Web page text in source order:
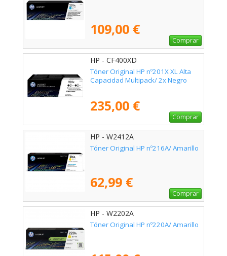
109,00 €
Comprar
HP - CF400XD
Tóner Original HP nº201X XL Alta
Capacidad Multipack/ 2x Negro
235,00 €
Comprar
HP - W2412A
Tóner Original HP nº216A/ Amarillo
62,99 €
Comprar
HP - W2202A
Tóner Original HP nº220A/ Amarillo